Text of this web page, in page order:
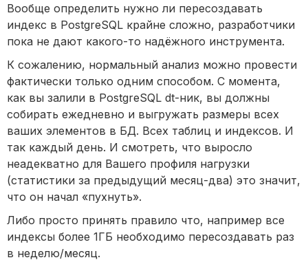
Вообще определить нужно ли пересоздавать
индекс в PostgreSQL крайне сложно, разработчики
пока не дают какого-то надёжного инструмента.
К сожалению, нормальный анализ можно провести
фактически только одним способом. С момента,
как вы залили в PostgreSQL dt-ник, вы должны
собирать ежедневно и выгружать размеры всех
ваших элементов в БД. Всех таблиц и индексов. И
так каждый день. И смотреть, что выросло
неадекватно для Вашего профиля нагрузки
(статистики за предыдущий месяц-два) это значит,
что он начал «пухнуть».
Либо просто принять правило что, например все
индексы более 1ГБ необходимо пересоздавать раз
в неделю/месяц.